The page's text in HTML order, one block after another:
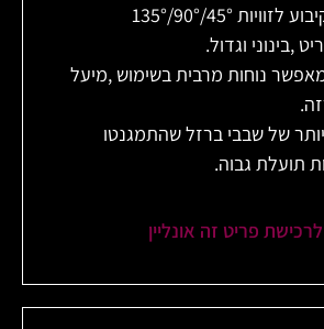
45°/90°/135°
נוחות מרבית בשימוש ,מיעל
של שבבי ברזל שהתמגנטו
תועלת גבוה.
לרכישת פריט זה אונליין